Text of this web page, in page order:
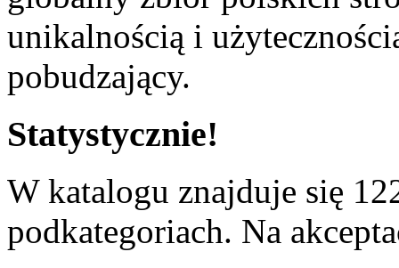
unikalnością i
pobudzający.
Statystycznie!
W katalogu znajduje się
podkategoriach. Na